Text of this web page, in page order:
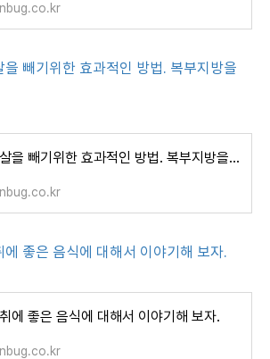
빼기위한 효과적인 방법. 복부지방을
뱃살을 빼기위한 효과적인 방법. 복부지방을 줄이자.
좋은 음식에 대해서 이야기해 보자.
에 좋은 음식에 대해서 이야기해 보자.